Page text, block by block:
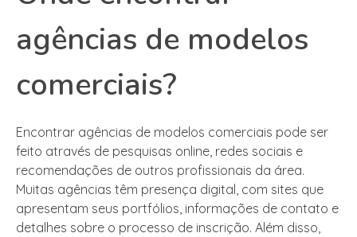
agências de modelos
comerciais?
Encontrar agências de modelos comerciais pode ser
feito através de pesquisas online, redes sociais e
recomendações de outros profissionais da área.
Muitas agências têm presença digital, com sites que
apresentam seus portfólios, informações de contato e
detalhes sobre o processo de inscrição. Além disso,